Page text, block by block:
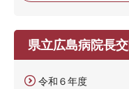
県立広島病院長
令和６年度